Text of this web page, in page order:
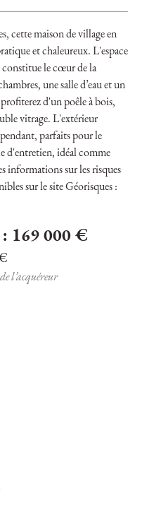
cette maison de village en
et chaleureux. L'espace
constitue le cœur de la
une salle d’eau et un
d'un poêle à bois,
vitrage. L'extérieur
parfaits pour le
d'entretien, idéal comme
informations sur les risques
sur le site Géorisques :
169 000 €
l’acquéreur